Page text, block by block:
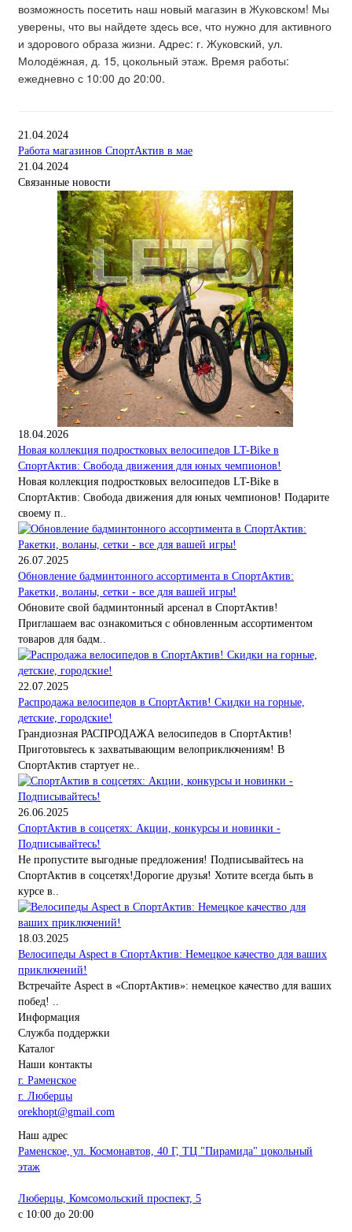
возможность посетить наш новый магазин в Жуковском! Мы
уверены, что вы найдете здесь все, что нужно для активного
и здорового образа жизни. Адрес: г. Жуковский, ул.
Молодёжная, д. 15, цокольный этаж. Время работы:
ежедневно с 10:00 до 20:00.
21.04.2024
Работа магазинов СпортАктив в мае
21.04.2024
Связанные новости
18.04.2026
Новая коллекция подростковых велосипедов LT-Bike в
СпортАктив: Свобода движения для юных чемпионов!
Новая коллекция подростковых велосипедов LT-Bike в
СпортАктив: Свобода движения для юных чемпионов! Подарите
своему п..
26.07.2025
Обновление бадминтонного ассортимента в СпортАктив:
Ракетки, воланы, сетки - все для вашей игры!
Обновите свой бадминтонный арсенал в СпортАктив!
Приглашаем вас ознакомиться с обновленным ассортиментом
товаров для бадм..
22.07.2025
Распродажа велосипедов в СпортАктив! Скидки на горные,
детские, городские!
Грандиозная РАСПРОДАЖА велосипедов в СпортАктив!
Приготовьтесь к захватывающим велоприключениям! В
СпортАктив стартует не..
26.06.2025
СпортАктив в соцсетях: Акции, конкурсы и новинки -
Подписывайтесь!
Не пропустите выгодные предложения! Подписывайтесь на
СпортАктив в соцсетях!Дорогие друзья! Хотите всегда быть в
курсе в..
18.03.2025
Велосипеды Aspect в СпортАктив: Немецкое качество для ваших
приключений!
Встречайте Aspect в «СпортАктив»: немецкое качество для ваших
побед! ..
Информация
Служба поддержки
Каталог
Наши контакты
г. Раменское
г. Люберцы
orekhopt@gmail.com
Наш адрес
Раменское, ул. Космонавтов, 40 Г, ТЦ "Пирамида" цокольный
этаж
Люберцы, Комсомольский проспект, 5
с 10:00 до 20:00